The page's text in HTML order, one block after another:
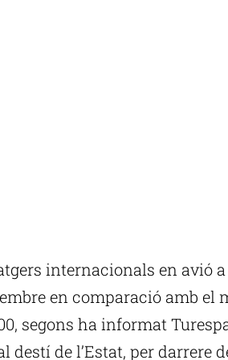
internacionals en avió a
en comparació amb el
segons ha informat
de l’Estat, per darrere